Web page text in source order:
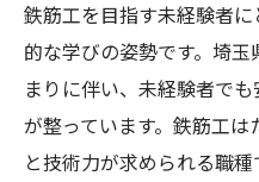
鉄筋工としての
三郷市での鉄
キャリアアップ
埼玉県三郷市で未経
鉄筋工を目指す未経験者
的な学びの姿勢です。埼
まりに伴い、未経験者で
が整っています。鉄筋工
と技術力が求められる職